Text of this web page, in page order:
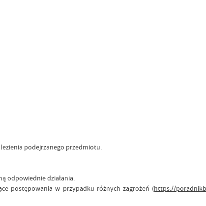
podejrzanego przedmiotu.
odpowiednie działania.
postępowania w przypadku różnych zagrożeń (https://